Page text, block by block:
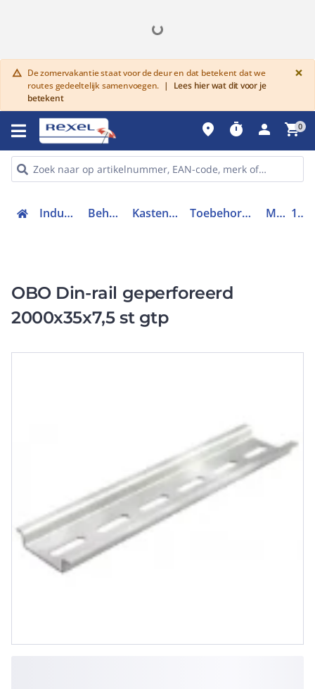
warning De zomervakantie staat voor de deur en dat betekent dat we
routes gedeeltelijk samenvoegen. |
Lees hier wat dit voor je
betekent
×
place timer person shopping_cart0
Industriele componenten Behuizingen en kasten Kasten/lessenaars toebehoren Toebehoren voor behuizingen en kasten Montagerail 1115669
OBO Din-rail geperforeerd
2000x35x7,5 st gtp